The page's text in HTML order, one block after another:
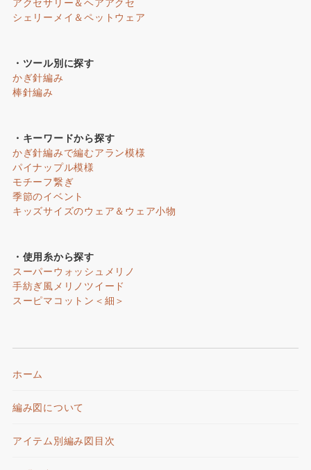
シェリーメイ＆ペットウェア
・ツール別に探す
かぎ針編み
棒針編み
・キーワードから探す
かぎ針編みで編むアラン模様
パイナップル模様
モチーフ繋ぎ
季節のイベント
キッズサイズのウェア＆ウェア小物
・使用糸から探す
スーパーウォッシュメリノ
手紡ぎ風メリノツイード
スーピマコットン＜細＞
ホーム
編み図について
アイテム別編み図目次